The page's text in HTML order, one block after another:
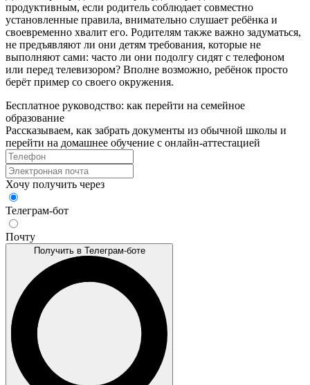
продуктивным, если родитель соблюдает совместно
установленные правила, внимательно слушает ребёнка и
своевременно хвалит его. Родителям также важно задуматься,
не предъявляют ли они детям требования, которые не
выполняют сами: часто ли они подолгу сидят с телефоном
или перед телевизором? Вполне возможно, ребёнок просто
берёт пример со своего окружения.
Бесплатное руководство: как перейти на семейное
образование
Рассказываем, как забрать документы из обычной школы и
перейти на домашнее обучение с онлайн‑аттестацией
Хочу получить через
Телеграм-бот
Почту
Получить в Телеграм-боте